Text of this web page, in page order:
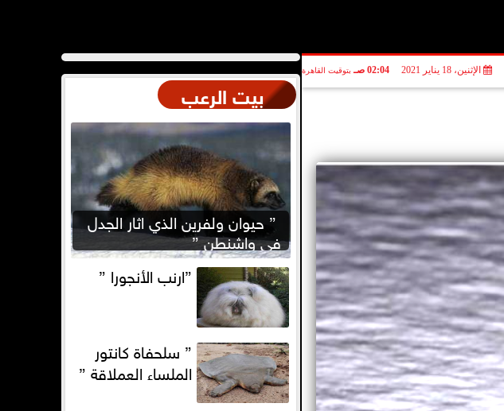
الإثنين، 18 يناير 2021 02:04 صـ بتوقيت القاهرة
بيت الرعب
” حيوان ولفرين الذي اثار الجدل
في واشنطن ”
”ارنب الأنجورا ”
” سلحفاة كانتور
الملساء العملاقة ”